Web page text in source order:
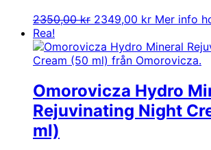
2350,00kr Det
priset
var:
2349,00 krDet
priset
är:
Mer info
Rea!
Omorovicza Hydro
Rejuvinating Night
ml)